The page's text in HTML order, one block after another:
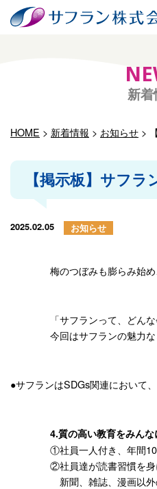
新
HOME > 新着情報 > お知らせ >
【掲示板】サフラ
2025.02.05 お知らせ
梅のつぼみも膨らみ始
「サフランって、どんな
今回はサフランの魅力
●サフランはSDGs関連において
4.質の高い教育をみんな
①社員一人付き、年間
②社員達が読書習慣を身
新聞、雑誌、漫画以外